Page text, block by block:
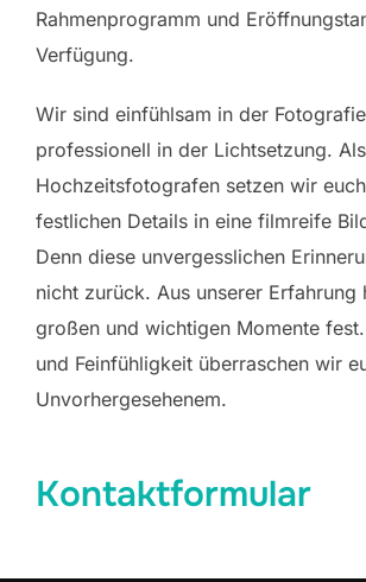
Rahmenprogramm und
Verfügung.
Wir sind einfühlsam in der
professionell in der Lichtsetzung.
Hochzeitsfotografen setzen wir
festlichen Details in eine filmreife
Denn diese unvergesslichen
nicht zurück. Aus unserer Erfahrung
großen und wichtigen Momente
und Feinfühligkeit überraschen wir
Unvorhergesehenem.
Kontaktformular